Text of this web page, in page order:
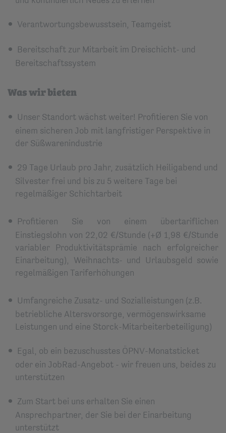
Verantwortungsbewusstsein, Teamgeist
Bereitschaft zur Mitarbeit im Dreischicht- und
Bereitschaftssystem
Was wir bieten
Unser Standort wächst weiter! Profitieren Sie von
einem sicheren Job mit langfristiger Perspektive in
der Süßwarenindustrie
29 Tage Urlaub pro Jahr, zusätzlich Heiligabend und
Silvester frei und bis zu 5 weitere Tage bei
regelmäßiger Schichtarbeit
Profitieren Sie von einem übertariflichen
Einstiegslohn von 22,02 €/Stunde (+Ø 1,98 €/Stunde
variabler Produktivitätsprämie nach erfolgreicher
Einarbeitung), Weihnachts- und Urlaubsgeld sowie
regelmäßigen Tariferhöhungen
Umfangreiche Zusatz- und Sozial­leistungen (z.B.
betriebliche Alters­vorsorge, vermögens­wirksame
Leistungen und eine Storck-Mitarbeiterbeteiligung)
Egal, ob ein bezuschusstes ÖPNV-Monatsticket
oder ein JobRad-Angebot - wir freuen uns, beides zu
unterstützen
Zum Start bei uns erhalten Sie einen
Ansprechpartner, der Sie bei der Einarbeitung
unterstützt